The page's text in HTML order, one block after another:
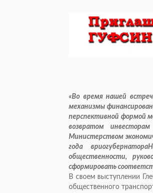
«Во время нашей
механизмы
перспективной формой
возвратом
Министерством
года
общественности,
сформировать
В своем выступлении
общественного